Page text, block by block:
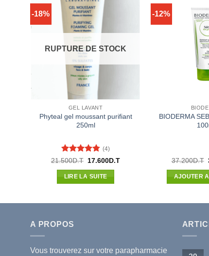
-18%
RUPTURE DE STOCK
GEL LAVANT
Phyteal gel moussant purifiant
250ml
Note4.75
(4)
21.500D.T Le
initial
était :
17.600D.TLe
LIRE LA SUITE
-12%
BIODERMA
37.200D.T
AJOUTER
A PROPOS
Vous trouverez sur votre parapharmacie